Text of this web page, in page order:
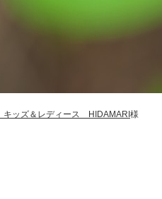
ッズ＆レディース HIDAMARI 様